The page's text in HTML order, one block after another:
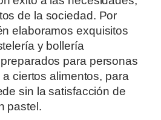
de la sociedad. Por
elaboramos exquisitos
y bollería
para personas
ciertos alimentos, para
sin la satisfacción de
pastel.